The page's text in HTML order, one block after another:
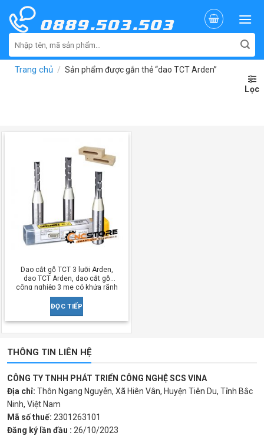
content
kiếm:
Trang chủ / Sản phẩm được gắn thẻ “dao TCT Arden”
Lọc
Dao cắt gỗ TCT 3 lưỡi Arden,
dao TCT Arden, dao cắt gỗ
công nghiệp 3 me có khứa rãnh
ĐỌC TIẾP
THÔNG TIN LIÊN HỆ
CÔNG TY TNHH PHÁT TRIỂN CÔNG NGHỆ SCS VINA
Địa chỉ: Thôn Ngang Nguyễn, Xã Hiên Vân, Huyện Tiên Du, Tỉnh Bắc
Ninh, Việt Nam
Mã số thuế: 2301263101
Đăng ký lần đầu : 26/10/2023